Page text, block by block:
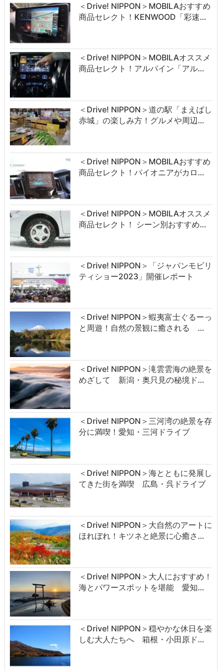
＜Drive! NIPPON＞MOBILAおすすめ
商品セレクト！KENWOOD「彩速…
＜Drive! NIPPON＞MOBILAオススメ
商品セレクト！アルパイン「アル…
＜Drive! NIPPON＞道の駅「まえばし
赤城」の楽しみ方！グルメや周辺…
＜Drive! NIPPON＞MOBILAおすすめ
商品セレクト！パイオニアがカロ…
＜Drive! NIPPON＞MOBILAオススメ
商品セレクト！ シーン別おすすめ…
＜Drive! NIPPON＞「ジャパンモビリ
ティショー2023」開催レポート
＜Drive! NIPPON＞蝦夷富士ぐるーっ
と周遊！自然の景観に癒される …
＜Drive! NIPPON＞滝雲雲海の絶景を
めざして 新潟・奥只見の秘境ド…
＜Drive! NIPPON＞三河湾の絶景を存
分に満喫！愛知・三河ドライブ
＜Drive! NIPPON＞海とともに発展し
てきた街を満喫 広島・呉ドライブ
＜Drive! NIPPON＞大自然のアートに
ほれぼれ！キツネと絶景に心癒さ…
＜Drive! NIPPON＞大人におすすめ！
海とパワースポットを堪能 愛知…
＜Drive! NIPPON＞穏やかな休日を楽
しむ大人たちへ 箱根・小田原ド…